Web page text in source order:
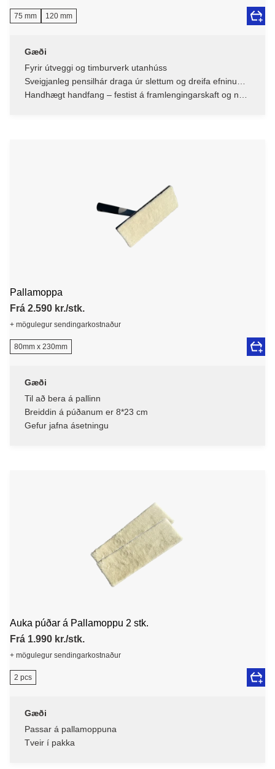
75 mm 120 mm
Gæði
Fyrir útveggi og timburverk utanhúss
Sveigjanleg pensilhár draga úr slettum og dreifa efninu
jafnt
Handhægt handfang – festist á framlengingarskaft og nær
Pallamoppa
Frá 2.590 kr./stk.
+ mögulegur sendingarkostnaður
80mm x 230mm
Gæði
Til að bera á pallinn
Breiddin á púðanum er 8*23 cm
Gefur jafna ásetningu
Auka púðar á Pallamoppu 2 stk.
Frá 1.990 kr./stk.
+ mögulegur sendingarkostnaður
2 pcs
Gæði
Passar á pallamoppuna
Tveir í pakka